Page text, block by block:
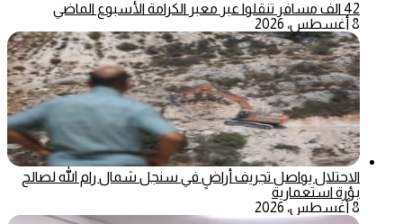
42 الف مسافر تنقلوا عبر معبر الكرامة الأسبوع الماضي
8 أغسطس، 2026
الاحتلال يواصل تجريف أراضٍ في سنجل شمال رام الله لصالح
بؤرة استعمارية
8 أغسطس، 2026